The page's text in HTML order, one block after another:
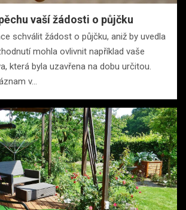
vaší žádosti o půjčku
schválit žádost o půjčku, aniž by uvedla
mohla ovlivnit například vaše
která byla uzavřena na dobu určitou.
v…